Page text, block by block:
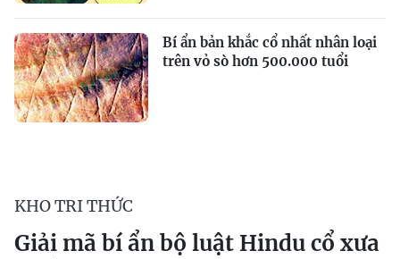
Bí ẩn bản khắc cổ nhất nhân loại
trên vỏ sò hơn 500.000 tuổi
KHO TRI THỨC
Giải mã bí ẩn bộ luật Hindu cổ xưa